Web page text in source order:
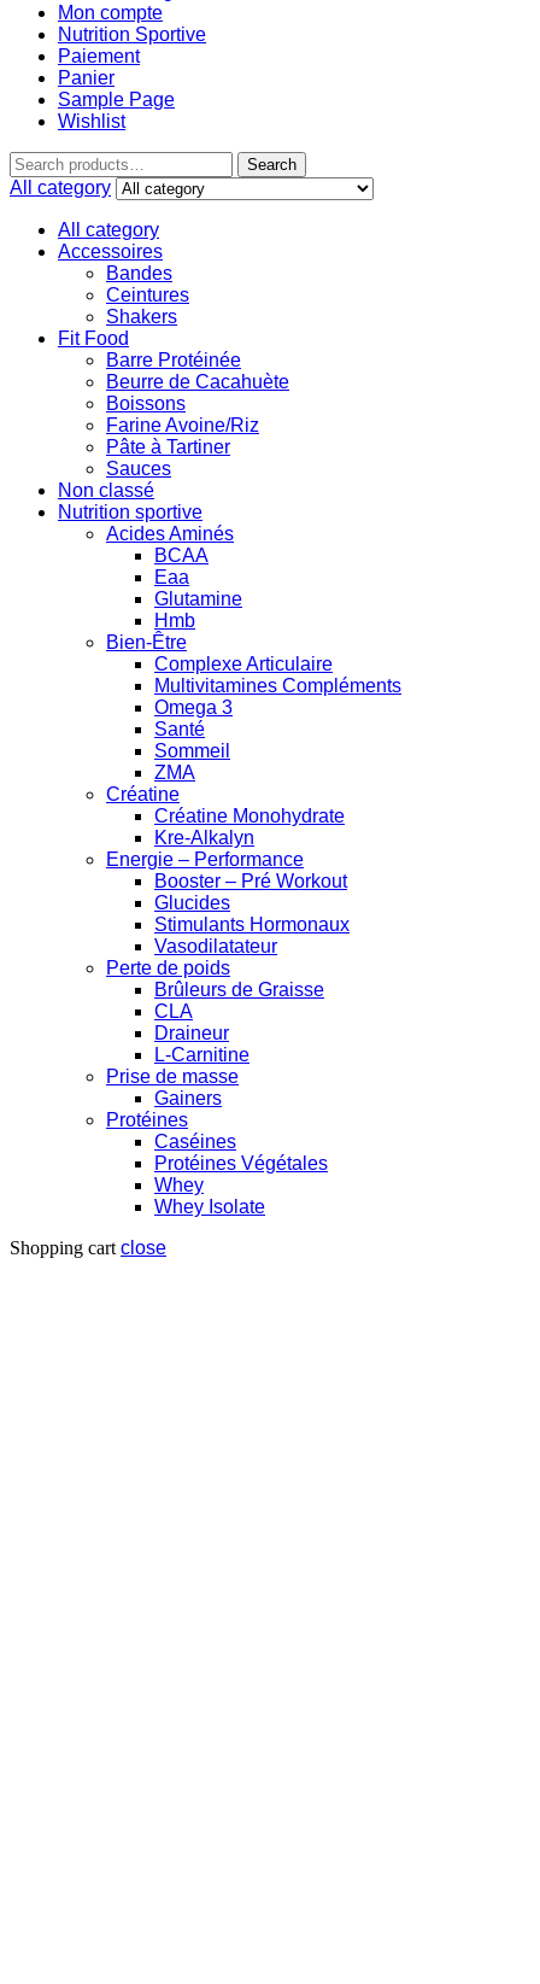
Mon compte
Nutrition Sportive
Paiement
Panier
Sample Page
Wishlist
Search
All category
All category
Accessoires
Bandes
Ceintures
Shakers
Fit Food
Barre Protéinée
Beurre de Cacahuète
Boissons
Farine Avoine/Riz
Pâte à Tartiner
Sauces
Non classé
Nutrition sportive
Acides Aminés
BCAA
Eaa
Glutamine
Hmb
Bien-Être
Complexe Articulaire
Multivitamines Compléments
Omega 3
Santé
Sommeil
ZMA
Créatine
Créatine Monohydrate
Kre-Alkalyn
Energie – Performance
Booster – Pré Workout
Glucides
Stimulants Hormonaux
Vasodilatateur
Perte de poids
Brûleurs de Graisse
CLA
Draineur
L-Carnitine
Prise de masse
Gainers
Protéines
Caséines
Protéines Végétales
Whey
Whey Isolate
Shopping cart close